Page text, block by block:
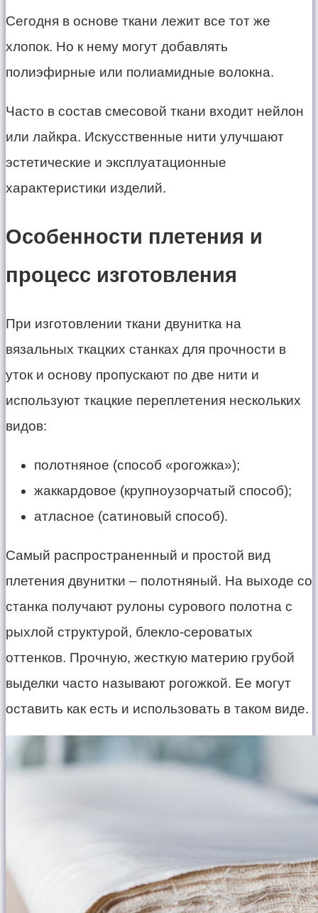
Сегодня в основе ткани лежит все тот же
хлопок. Но к нему могут добавлять
полиэфирные или полиамидные волокна.
Часто в состав смесовой ткани входит нейлон
или лайкра. Искусственные нити улучшают
эстетические и эксплуатационные
характеристики изделий.
Особенности плетения и
процесс изготовления
При изготовлении ткани двунитка на
вязальных ткацких станках для прочности в
уток и основу пропускают по две нити и
используют ткацкие переплетения нескольких
видов:
полотняное (способ «рогожка»);
жаккардовое (крупноузорчатый способ);
атласное (сатиновый способ).
Самый распространенный и простой вид
плетения двунитки – полотняный. На выходе со
станка получают рулоны сурового полотна с
рыхлой структурой, блекло-сероватых
оттенков. Прочную, жесткую материю грубой
выделки часто называют рогожкой. Ее могут
оставить как есть и использовать в таком виде.